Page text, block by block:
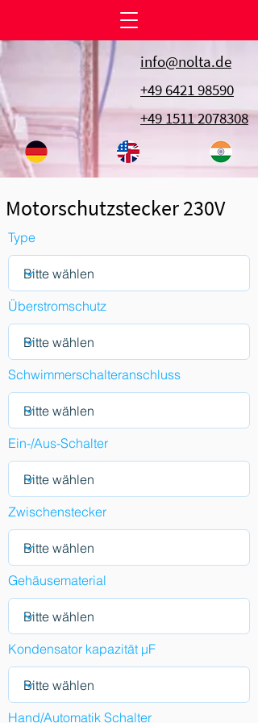
info@nolta.de
+49 6421 98590
+49 1511 2078308
Motorschutzstecker 230V
Type
Überstromschutz
Schwimmerschalteranschluss
Ein-/Aus-Schalter
Zwischenstecker
Gehäusematerial
Kondensator kapazität µF
Hand/Automatik Schalter